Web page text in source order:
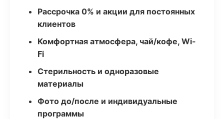
Рассрочка 0% и акции для постоянных
клиентов
Комфортная атмосфера, чай/кофе, Wi-
Fi
Стерильность и одноразовые
материалы
Фото до/после и индивидуальные
программы